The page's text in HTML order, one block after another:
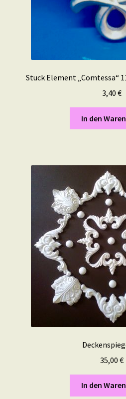
Stuck Element „Comtessa“
3,40 €
In den
35,00 €
In den